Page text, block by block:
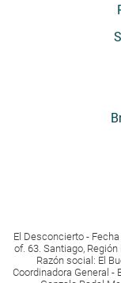
El Desconcierto -
of. 63. Santiago,
Razón social: El
Coordinadora General -